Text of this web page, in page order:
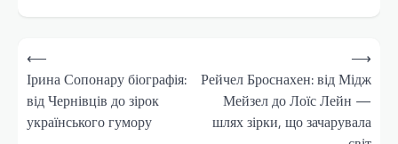
Навігація
записів
⟵
Ірина Сопонару біографія:
від Чернівців до зірок
українського гумору
Рейчел Броснахен: від Мідж
Мейзел до Лоїс Лейн —
шлях зірки, що зачарувала
⟶